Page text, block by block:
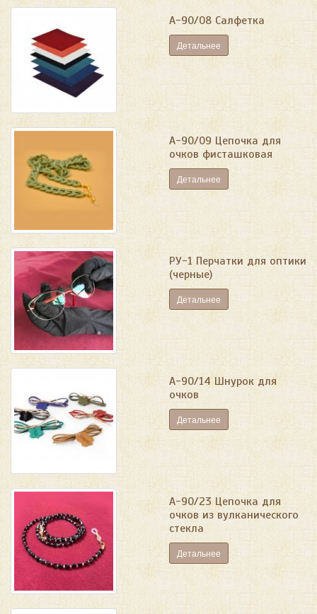
А-90/08 Салфетка
Детальнее
А-90/09 Цепочка для
очков фисташковая
Детальнее
РУ-1 Перчатки для оптики
(черные)
Детальнее
А-90/14 Шнурок для
очков
Детальнее
А-90/23 Цепочка для
очков из вулканического
стекла
Детальнее